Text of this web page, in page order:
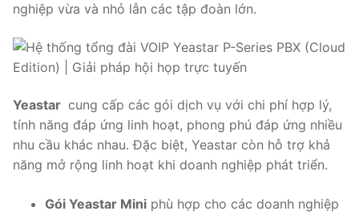
nghiệp vừa và nhỏ lẫn các tập đoàn lớn.
Yeastar cung cấp các gói dịch vụ với chi phí hợp lý,
tính năng đáp ứng linh hoạt, phong phú đáp ứng nhiều
nhu cầu khác nhau. Đặc biệt, Yeastar còn hỗ trợ khả
năng mở rộng linh hoạt khi doanh nghiệp phát triển.
Gói Yeastar Mini phù hợp cho các doanh nghiệp